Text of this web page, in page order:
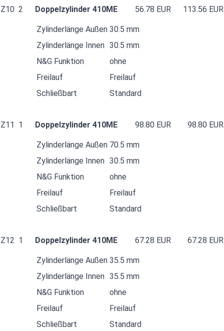
Z10 2 Doppelzylinder 410ME 56.78 EUR 113.56 EUR
Zylinderlänge Außen 30.5 mm
Zylinderlänge Innen 30.5 mm
N&G Funktion
ohne
Freilauf
Freilauf
Schließbart
Standard
Z11 1 Doppelzylinder 410ME 98.80 EUR 98.80 EUR
Zylinderlänge Außen 70.5 mm
Zylinderlänge Innen 30.5 mm
N&G Funktion
ohne
Freilauf
Freilauf
Schließbart
Standard
Z12 1 Doppelzylinder 410ME 67.28 EUR 67.28 EUR
Zylinderlänge Außen 35.5 mm
Zylinderlänge Innen 35.5 mm
N&G Funktion
ohne
Freilauf
Freilauf
Schließbart
Standard